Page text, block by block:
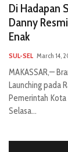
Di Hadapan
Danny
Enak
SUL-SEL March 14,
MAKASSAR,—
Launching pada
Pemerintah Kota
Selasa...